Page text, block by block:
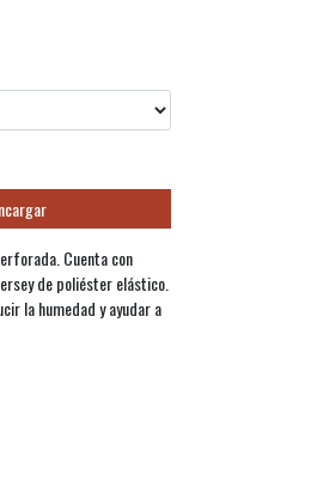
Cuenta con
de poliéster elástico.
la humedad y ayudar a